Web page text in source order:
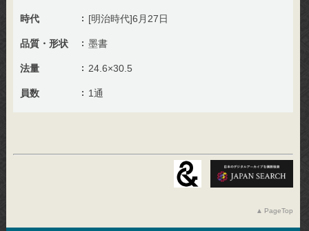
時代 [明治時代]6月27日
品質・形状 墨書
法量 24.6×30.5
員数 1通
PageTop